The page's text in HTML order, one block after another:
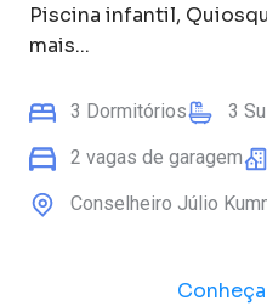
Piscina infantil,
mais...
3 Dormitórios 3
2 vagas de garagem
Conselheiro Júlio